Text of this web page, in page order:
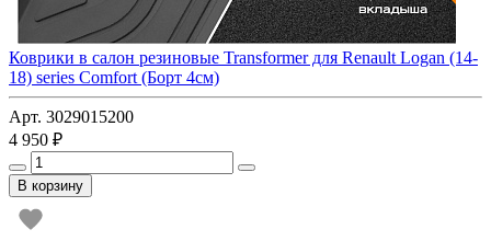
Коврики в салон резиновые Transformer для Renault Logan (14-
18) series Comfort (Борт 4см)
Арт. 3029015200
4 950 ₽
В корзину